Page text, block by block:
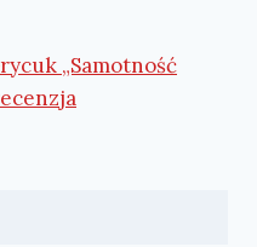
„Samotność